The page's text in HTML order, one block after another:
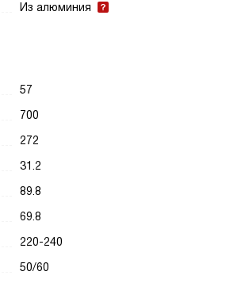
Из алюминия
57
700
272
31.2
89.8
69.8
220-240
50/60